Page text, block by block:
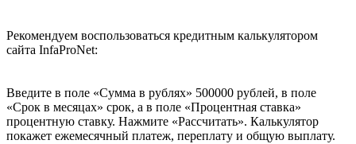
Рекомендуем воспользоваться кредитным калькулятором
сайта InfaProNet:
Введите в поле «Сумма в рублях» 500000 рублей, в поле
«Срок в месяцах» срок, а в поле «Процентная ставка»
процентную ставку. Нажмите «Рассчитать». Калькулятор
покажет ежемесячный платеж, переплату и общую выплату.